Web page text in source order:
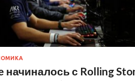
начиналось с Rolling